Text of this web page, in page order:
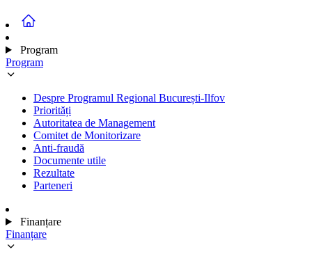
Program
Program
Despre Programul Regional București-Ilfov
Priorități
Autoritatea de Management
Comitet de Monitorizare
Anti-fraudă
Documente utile
Rezultate
Parteneri
Finanțare
Finanțare